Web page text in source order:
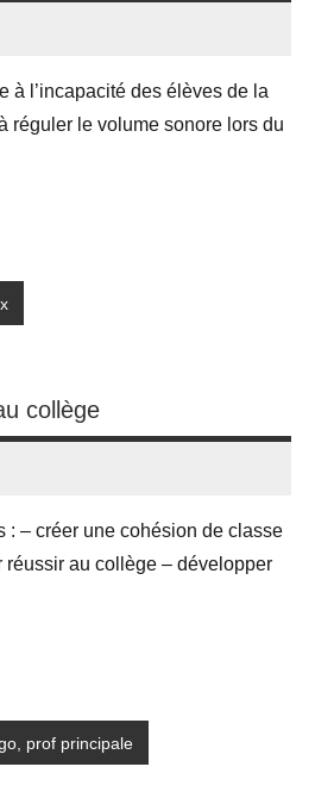
à l’incapacité des élèves de la
réguler le volume sonore lors du
collège
: – créer une cohésion de classe
réussir au collège – développer
prof principale